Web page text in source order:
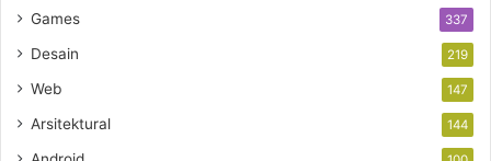
Games 337
Desain 219
Web 147
Arsitektural 144